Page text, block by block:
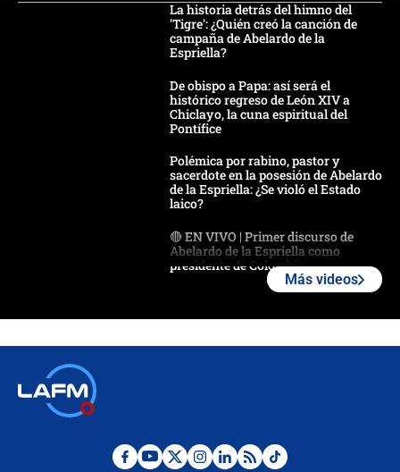
La historia detrás del himno del
'Tigre': ¿Quién creó la canción de
campaña de Abelardo de la
Espriella?
De obispo a Papa: así será el
histórico regreso de León XIV a
Chiclayo, la cuna espiritual del
Pontífice
Polémica por rabino, pastor y
sacerdote en la posesión de Abelardo
de la Espriella: ¿Se violó el Estado
laico?
🔴 EN VIVO | Primer discurso de
Abelardo de la Espriella como
presidente de Colombia
Desde dermatitis hasta infecciones:
Más videos